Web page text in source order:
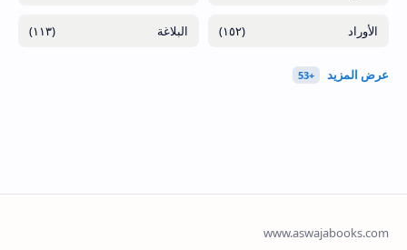
(١٥٢) (١١٣)